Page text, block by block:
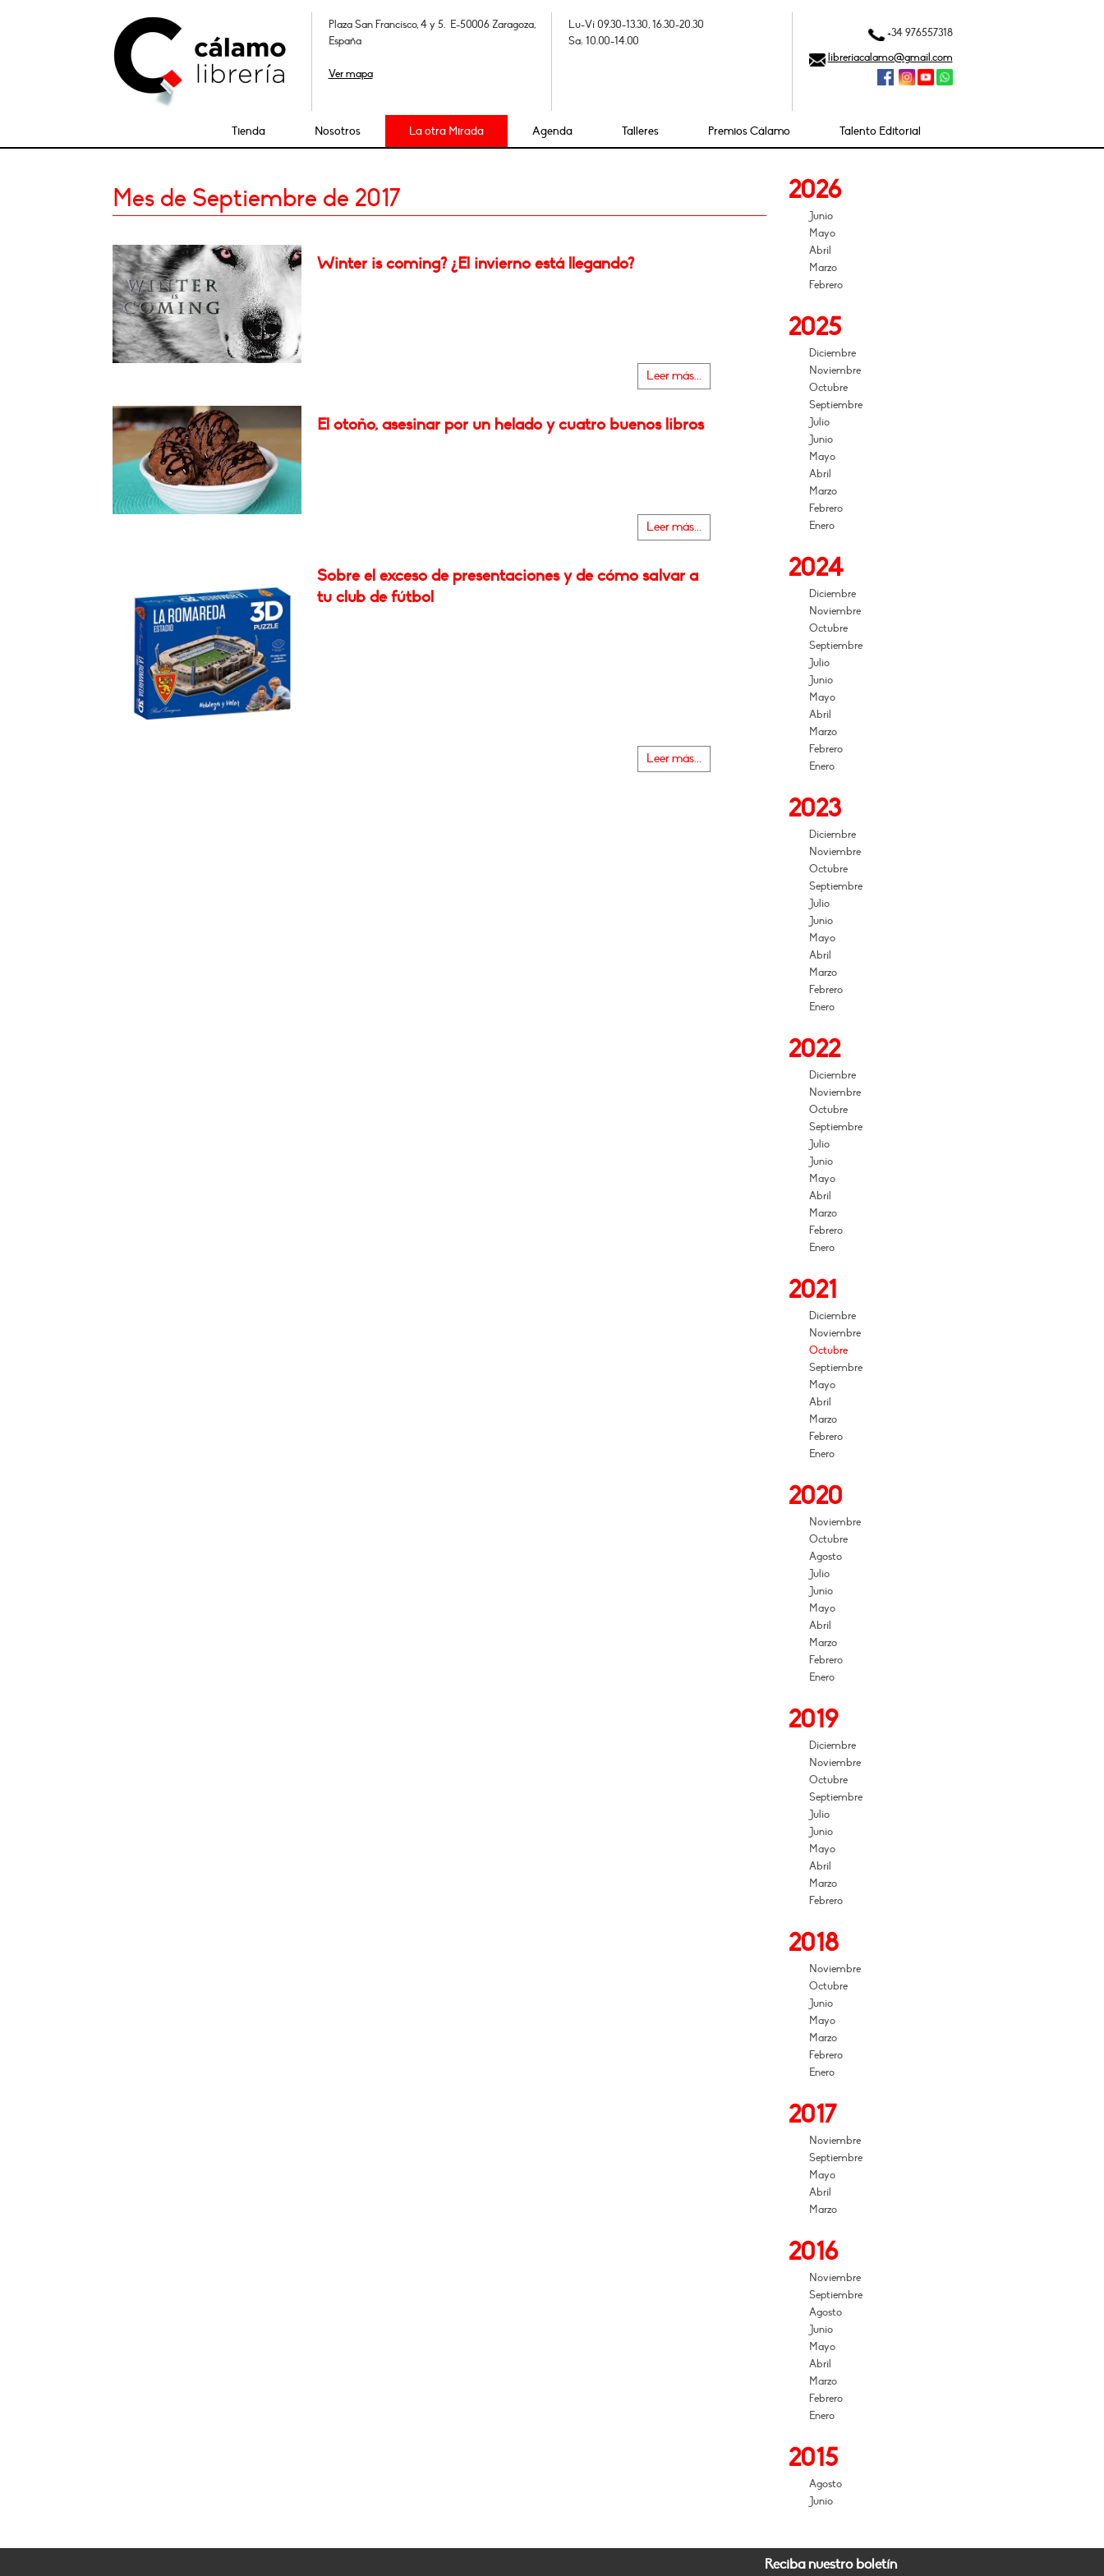
Plaza San Francisco, 4 y 5. E-50006 Zaragoza,
España
Ver mapa
Lu-Vi 09.30-13.30, 16.30-20.30
Sa: 10.00-14.00
+34 976557318
libreriacalamo@gmail.com
Tienda Nosotros La otra Mirada Agenda Talleres Premios Cálamo Talento Editorial
Mes de Septiembre de 2017
Winter is coming? ¿El invierno está llegando?
Leer más...
El otoño, asesinar por un helado y cuatro buenos libros
Leer más...
Sobre el exceso de presentaciones y de cómo salvar a
tu club de fútbol
Leer más...
2026
Junio
Mayo
Abril
Marzo
Febrero
2025
Diciembre
Noviembre
Octubre
Septiembre
Julio
Junio
Mayo
Abril
Marzo
Febrero
Enero
2024
Diciembre
Noviembre
Octubre
Septiembre
Julio
Junio
Mayo
Abril
Marzo
Febrero
Enero
2023
Diciembre
Noviembre
Octubre
Septiembre
Julio
Junio
Mayo
Abril
Marzo
Febrero
Enero
2022
Diciembre
Noviembre
Octubre
Septiembre
Julio
Junio
Mayo
Abril
Marzo
Febrero
Enero
2021
Diciembre
Noviembre
Octubre
Septiembre
Mayo
Abril
Marzo
Febrero
Enero
2020
Noviembre
Octubre
Agosto
Julio
Junio
Mayo
Abril
Marzo
Febrero
Enero
2019
Diciembre
Noviembre
Octubre
Septiembre
Julio
Junio
Mayo
Abril
Marzo
Febrero
2018
Noviembre
Octubre
Junio
Mayo
Marzo
Febrero
Enero
2017
Noviembre
Septiembre
Mayo
Abril
Marzo
2016
Noviembre
Septiembre
Agosto
Junio
Mayo
Abril
Marzo
Febrero
Enero
2015
Agosto
Junio
Reciba nuestro boletín